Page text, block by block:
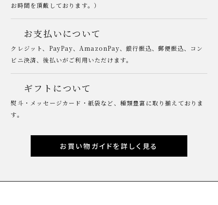
お時間を頂戴しております。）
お支払いについて
クレジット、PayPay、AmazonPay、銀行振込、郵便振込、コン
ビニ決済、後払いがご利用いただけます。
ギフトについて
熨斗・メッセージカード・紙袋など、種類豊富に取り揃えておりま
す。
お買い物ガイドを詳しく見る